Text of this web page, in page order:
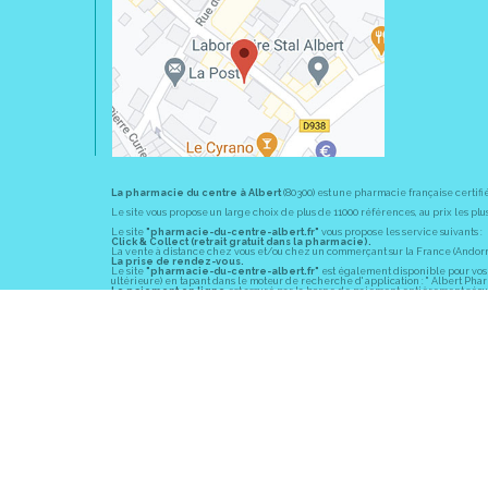
La pharmacie du centre à Albert(80300) est une pharmacie française
Le site vous propose un large choix de plus de 11000 références, au prix les
Le site "pharmacie-du-centre-albert.fr" vous propose les service suivants :
Click & Collect (retrait gratuit dans la pharmacie).
La vente à distance chez vous et/ou chez un commerçant sur la France
La prise de rendez-vous.
Le site "pharmacie-du-centre-albert.fr" est également disponible pour vos
ultérieure) en tapant dans le moteur de recherche d' application : " Albert
Le paiement en ligneest assuré par la borne de paiement entièrement